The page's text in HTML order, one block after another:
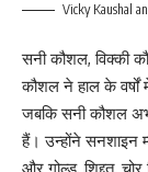
Vicky Kaushal
सनी कौशल, विक्की
कौशल ने हाल के
जबकि सनी कौशल
हैं। उन्होंने सनशाइन